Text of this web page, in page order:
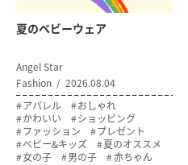
夏のベビーウェア
Angel Star
Fashion
2026.08.04
アパレル
おしゃれ
かわいい
ショッピング
ファッション
プレゼント
ベビー&キッズ
夏のオススメ
女の子
男の子 赤ちゃん